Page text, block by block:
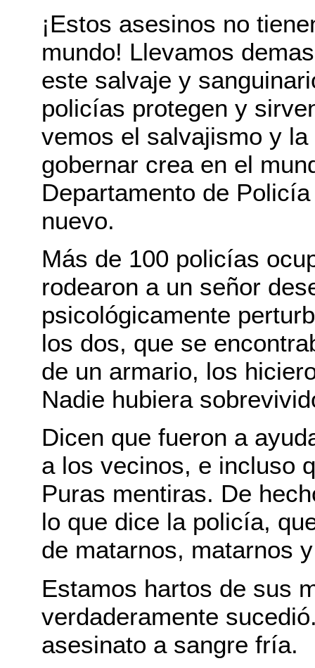
¡Estos asesinos no
mundo! Llevamos
este salvaje y
policías protegen y
vemos el salvajismo y
gobernar crea en el
Departamento de
nuevo.
Más de 100 policías
rodearon a un señor
psicológicamente
los dos, que se
de un armario, los
Nadie hubiera
Dicen que fueron a
a los vecinos, e incluso
Puras mentiras. De
lo que dice la policía,
de matarnos, matarnos
Estamos hartos de sus
verdaderamente
asesinato a sangre fría.